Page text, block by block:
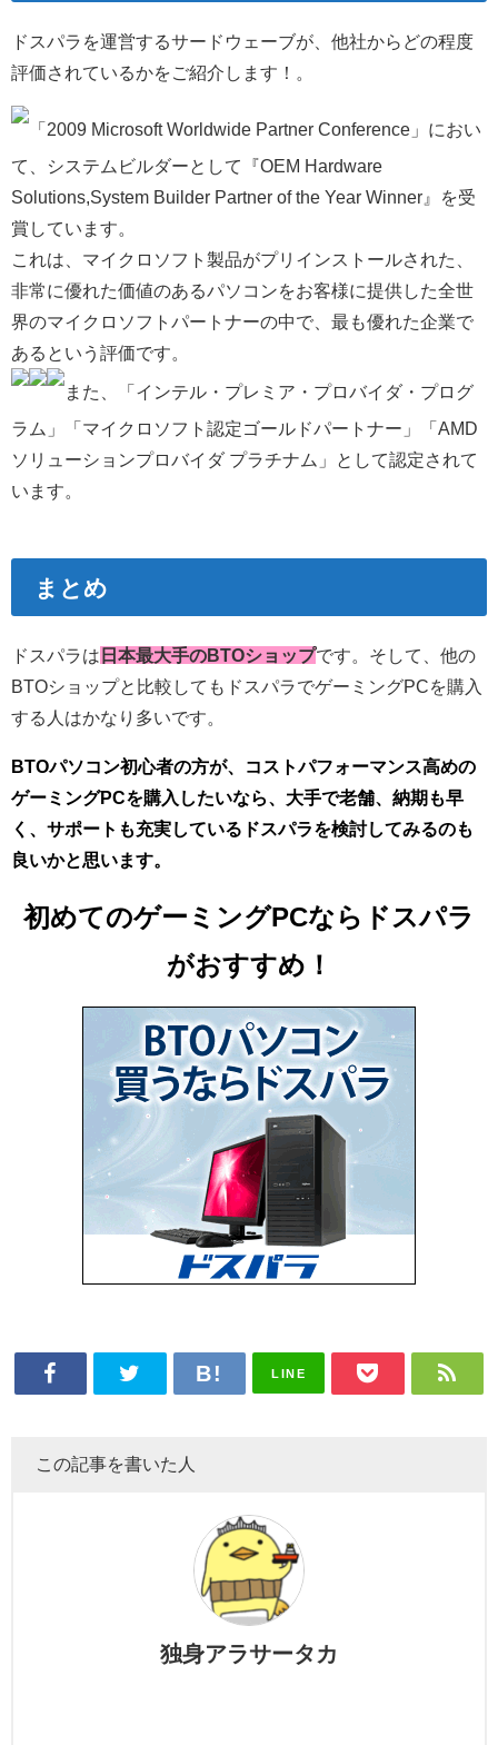
ドスパラを運営するサードウェーブが、他社からどの程度
評価されているかをご紹介します！。
「2009 Microsoft Worldwide Partner Conference」におい
て、システムビルダーとして『OEM Hardware
Solutions,System Builder Partner of the Year Winner』を受
賞しています。
これは、マイクロソフト製品がプリインストールされた、
非常に優れた価値のあるパソコンをお客様に提供した全世
界のマイクロソフトパートナーの中で、最も優れた企業で
あるという評価です。
また、「インテル・プレミア・プロバイダ・プログ
ラム」「マイクロソフト認定ゴールドパートナー」「AMD
ソリューションプロバイダ プラチナム」として認定されて
います。
まとめ
ドスパラは 日本最大手のBTOショップです。そして、他の
BTOショップと比較してもドスパラでゲーミングPCを購入
する人はかなり多いです。
BTOパソコン初心者の方が、
コストパフォーマンス高めの
ゲーミングPCを購入したいなら
、大手で老舗、納期も早
く、サポートも充実しているドスパラを検討してみるのも
良いかと思います。
初めてのゲーミングPCならドスパラ
がおすすめ！
LINE
この記事を書いた人
独身アラサータカ